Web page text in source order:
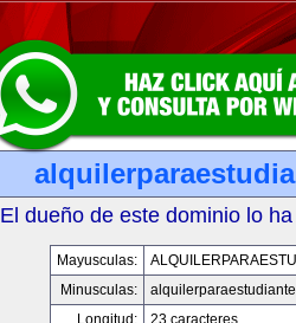
El dueño de este dominio lo
Mayusculas:
Minusculas:
Longitud:
23 caracteres